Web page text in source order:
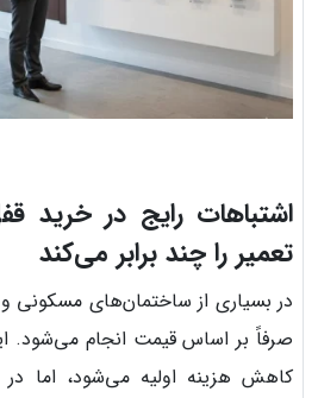
اشتباهات رایج در خرید
تعمیر را چند برابر می‌کند
در بسیاری از ساختمان‌های مسکونی و
صرفاً بر اساس قیمت انجام می‌شود.
کاهش هزینه اولیه می‌شود، اما